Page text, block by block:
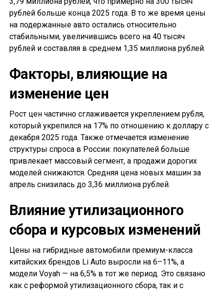
рублей больше конца 2025 года. В то же время цены
на подержанные авто остались относительно
стабильными, увеличившись всего на 40 тысяч
рублей и составляя в среднем 1,35 миллиона рублей.
Факторы, влияющие на
изменение цен
Рост цен частично сглаживается укреплением рубля,
который укрепился на 17% по отношению к доллару с
декабря 2025 года. Также отмечается изменение
структуры спроса в России: покупателей больше
привлекает массовый сегмент, а продажи дорогих
моделей снижаются. Средняя цена новых машин за
апрель снизилась до 3,36 миллиона рублей.
Влияние утилизационного
сбора и курсовых изменений
Цены на гибридные автомобили премиум-класса
китайских брендов Li Auto выросли на 6–11%, а
модели Voyah — на 6,5% в тот же период. Это связано
как с реформой утилизационного сбора, так и с